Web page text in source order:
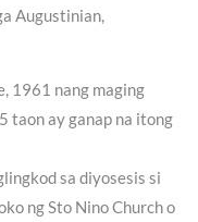
Augustinian,
1961 nang maging
taon ay ganap na itong
sa diyosesis si
ng Sto Nino Church o